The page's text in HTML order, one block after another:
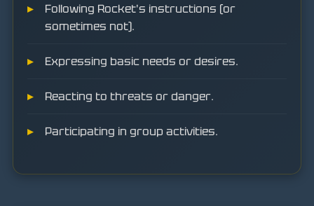
Following Rocket's instructions (or
sometimes not).
Expressing basic needs or desires.
Reacting to threats or danger.
Participating in group activities.